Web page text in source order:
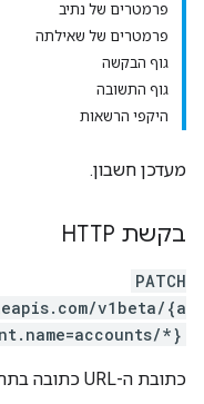
פרמטרים של נתיב
פרמטרים של שאילתה
גוף הבקשה
גוף התשובה
היקפי הרשאות
מעדכן חשבון.
בקשת HTTP
PATCH
v1beta/{a
*}
כתובת ה-URL כתובה בתחביר של